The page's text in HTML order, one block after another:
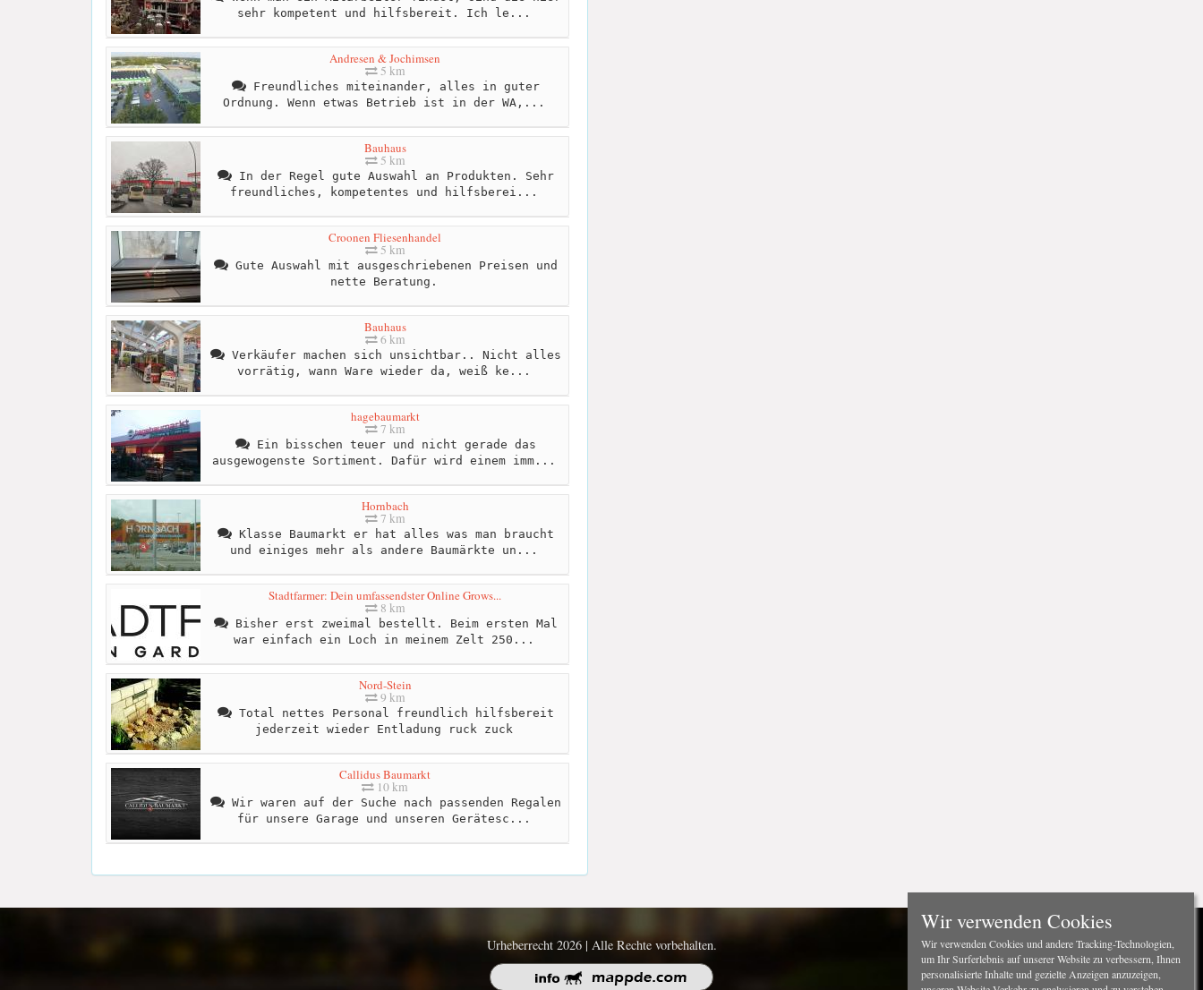
sehr kompetent und hilfsbereit. Ich le...
Andresen & Jochimsen
5 km
Freundliches miteinander, alles in guter
Ordnung. Wenn etwas Betrieb ist in der WA,...
Bauhaus
5 km
In der Regel gute Auswahl an Produkten. Sehr
freundliches, kompetentes und hilfsberei...
Croonen Fliesenhandel
5 km
Gute Auswahl mit ausgeschriebenen Preisen und
nette Beratung.
Bauhaus
6 km
Verkäufer machen sich unsichtbar.. Nicht alles
vorrätig, wann Ware wieder da, weiß ke...
hagebaumarkt
7 km
Ein bisschen teuer und nicht gerade das
ausgewogenste Sortiment. Dafür wird einem imm...
Hornbach
7 km
Klasse Baumarkt er hat alles was man braucht
und einiges mehr als andere Baumärkte un...
Stadtfarmer: Dein umfassendster Online Grows...
8 km
Bisher erst zweimal bestellt. Beim ersten Mal
war einfach ein Loch in meinem Zelt 250...
Nord-Stein
9 km
Total nettes Personal freundlich hilfsbereit
jederzeit wieder Entladung ruck zuck
Callidus Baumarkt
10 km
Wir waren auf der Suche nach passenden Regalen
für unsere Garage und unseren Gerätesc...
Urheberrecht 2026 | Alle Rechte vorbehalten.
Wir verwenden Cookies
Wir verwenden Cookies und andere Tracking-Technologien,
um Ihr Surferlebnis auf unserer Website zu verbessern, Ihnen
personalisierte Inhalte und gezielte Anzeigen anzuzeigen,